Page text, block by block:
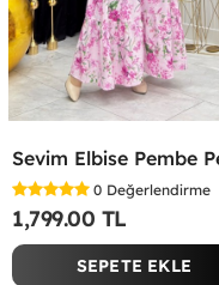
0 Değerlendirme
1,799.00 TL
SEPETE EKLE